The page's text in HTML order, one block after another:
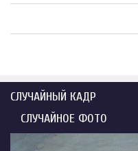
СЛУЧАЙНЫЙ КАДР
СЛУЧАЙНОЕ ФОТО